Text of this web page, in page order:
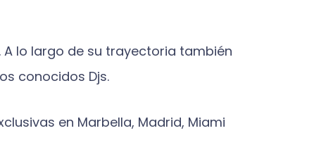
lo largo de su trayectoria también
conocidos Djs.
en Marbella, Madrid, Miami